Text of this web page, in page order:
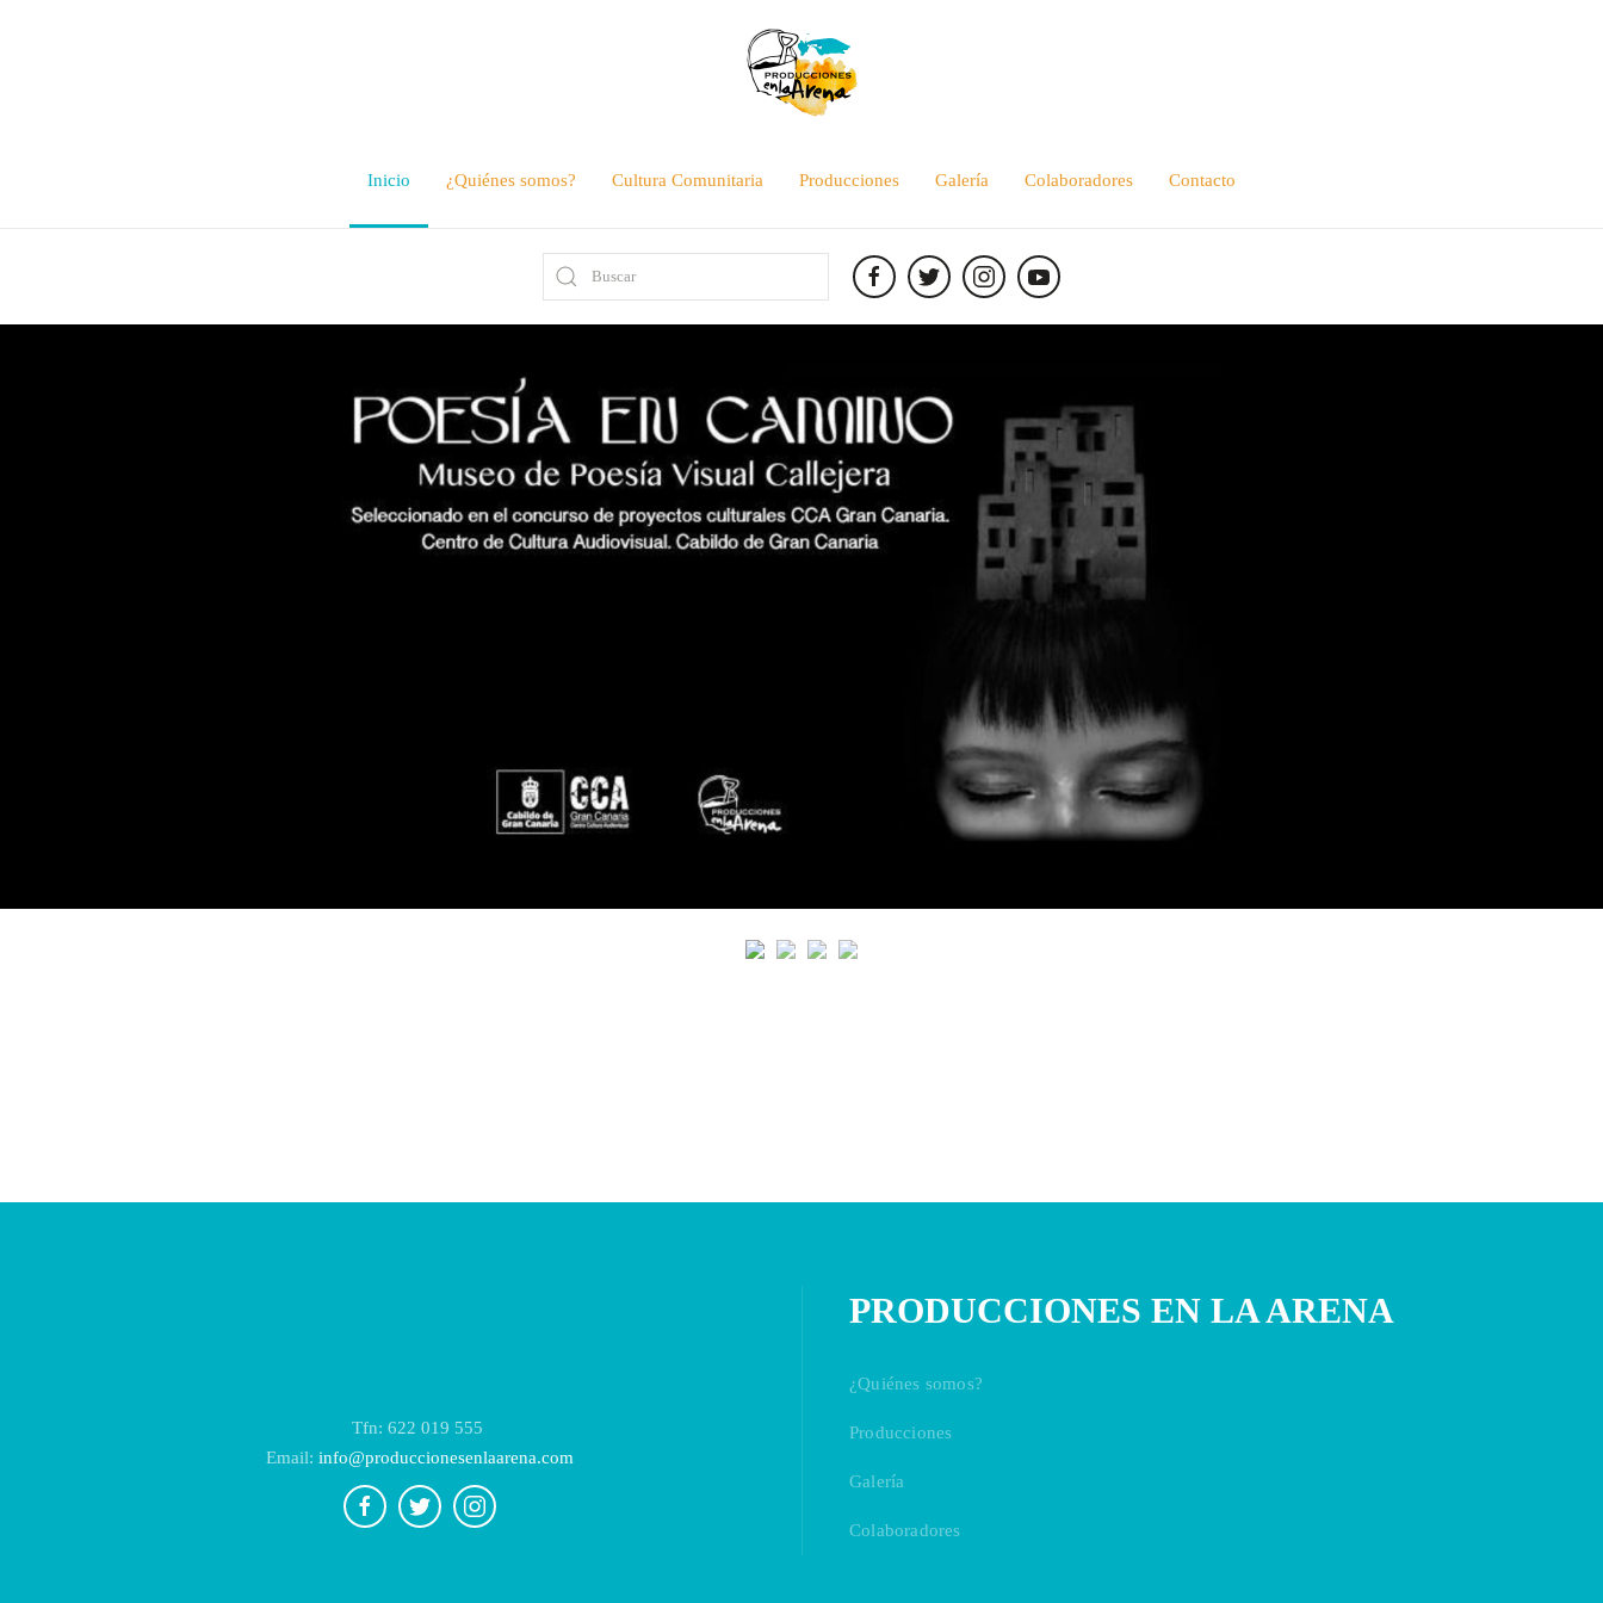
Inicio ¿Quiénes somos? Cultura Comunitaria Producciones Galería Colaboradores Contacto
Tfn: 622 019 555
Email: info@produccionesenlaarena.com
PRODUCCIONES EN LA ARENA
¿Quiénes somos?
Producciones
Galería
Colaboradores